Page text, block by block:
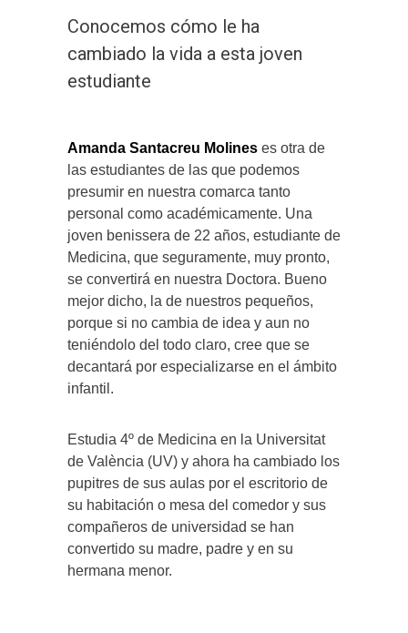
Conocemos cómo le ha
cambiado la vida a esta joven
estudiante
Amanda Santacreu Molines es otra de
las estudiantes de las que podemos
presumir en nuestra comarca tanto
personal como académicamente. Una
joven benissera de 22 años, estudiante de
Medicina, que seguramente, muy pronto,
se convertirá en nuestra Doctora. Bueno
mejor dicho, la de nuestros pequeños,
porque si no cambia de idea y aun no
teniéndolo del todo claro, cree que se
decantará por especializarse en el ámbito
infantil.
Estudia 4º de Medicina en la Universitat
de València (UV) y ahora ha cambiado los
pupitres de sus aulas por el escritorio de
su habitación o mesa del comedor y sus
compañeros de universidad se han
convertido su madre, padre y en su
hermana menor.